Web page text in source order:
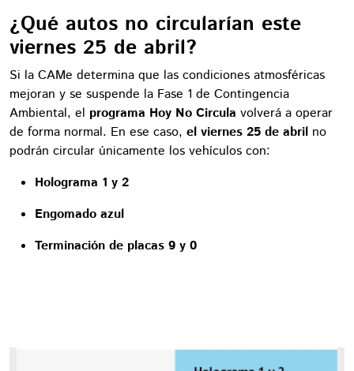
¿Qué autos no circularían este
viernes 25 de abril?
Si la CAMe determina que las condiciones atmosféricas
mejoran y se suspende la Fase 1 de Contingencia
Ambiental, el programa Hoy No Circula volverá a operar
de forma normal. En ese caso, el viernes 25 de abril no
podrán circular únicamente los vehículos con:
Holograma 1 y 2
Engomado azul
Terminación de placas 9 y 0